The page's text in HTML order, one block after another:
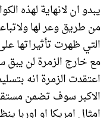
يبدو ان لانهاية لهذه
من طريق وعر لها
التي ظهرت تأثيراتها
مع خارج الزمرة لن يبق
اعتقدت الزمرة انه
الاكبر سوف تضمن